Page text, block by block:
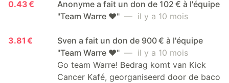
0.43 €
Anonyme a fait un don de 102 € à l'équipe
"Team Warre ❤️" — il y a 10 mois
3.81 €
Sven a fait un don de 900 € à l'équipe
"Team Warre ❤️" — il y a 10 mois
Go team Warre! Bedrag komt van Kick
Cancer Kafé, georganiseerd door de baco